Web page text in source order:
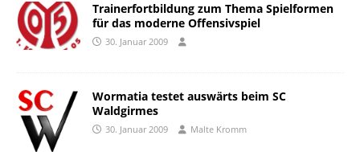
Trainerfortbildung zum Thema Spielformen
für das moderne Offensivspiel
30. Januar 2009
Wormatia testet auswärts beim SC
Waldgirmes
30. Januar 2009 Malte Kromm